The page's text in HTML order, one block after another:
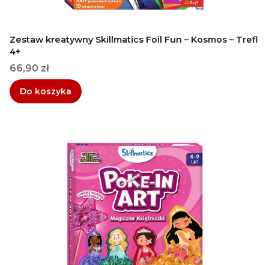
Zestaw kreatywny Skillmatics Foil Fun – Kosmos – Trefl
4+
Cena
66,90 zł
Do koszyka